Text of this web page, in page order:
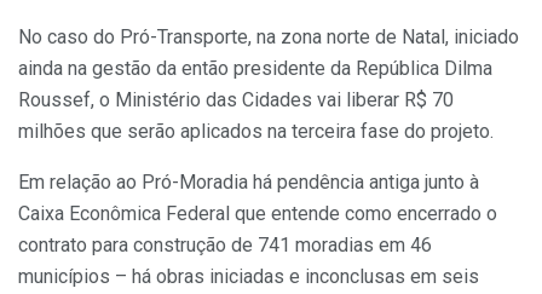
No caso do Pró-Transporte, na zona norte de Natal, iniciado
ainda na gestão da então presidente da República Dilma
Roussef, o Ministério das Cidades vai liberar R$ 70
milhões que serão aplicados na terceira fase do projeto.
Em relação ao Pró-Moradia há pendência antiga junto à
Caixa Econômica Federal que entende como encerrado o
contrato para construção de 741 moradias em 46
municípios – há obras iniciadas e inconclusas em seis